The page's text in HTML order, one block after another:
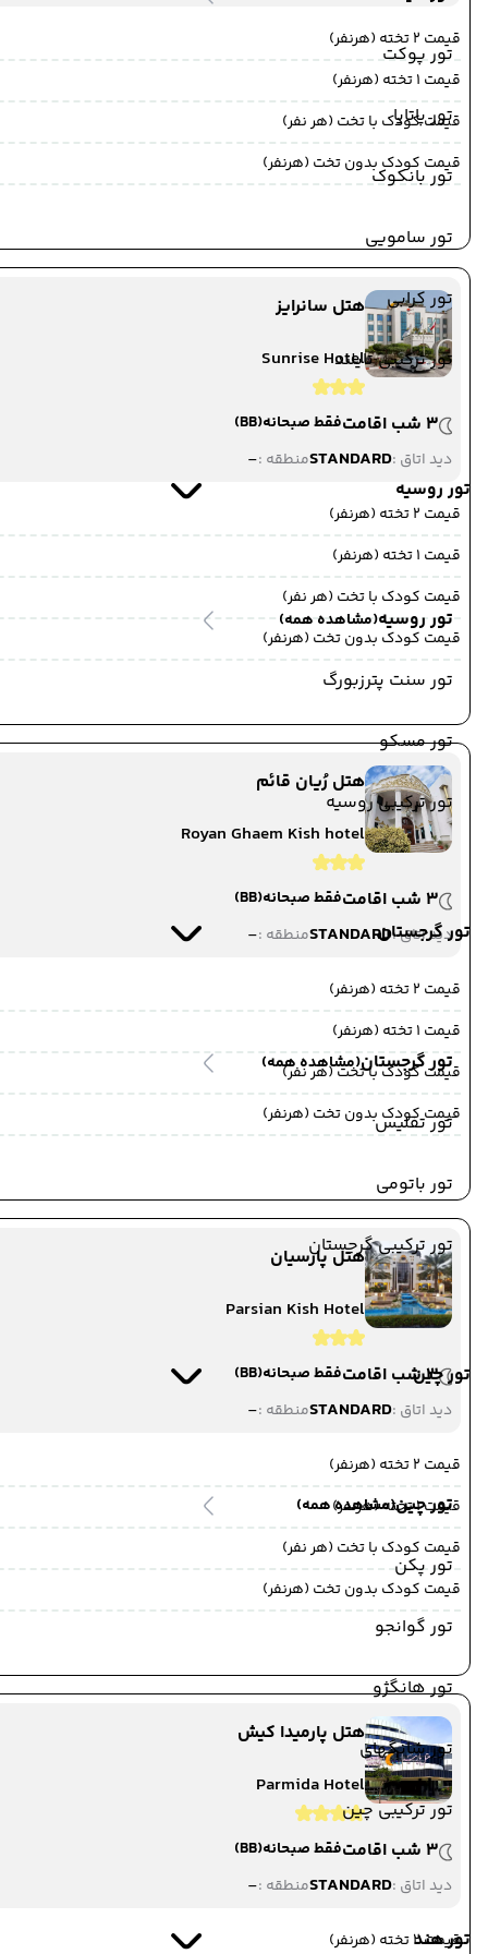
تور پوکت
تور پاتایا
تور بانکوک
تور سامویی
تور کرابی
تور ترکیبی تایلند
تور روسیه
تور روسیه(مشاهده همه)
تور سنت پترزبورگ
تور مسکو
تور ترکیبی روسیه
تور گرجستان
تور گرجستان(مشاهده همه)
تور تفلیس
تور باتومی
تور ترکیبی گرجستان
تور چین
تور چین(مشاهده همه)
تور پکن
تور گوانجو
تور هانگژو
تور شانگهای
تور ترکیبی چین
تور هند
قیمت 2 تخته (هرنفر)
قیمت 1 تخته (هرنفر)
قیمت کودک با تخت (هر نفر)
قیمت کودک بدون تخت (هرنفر)
هتل سانرایز
Sunrise Hotel
3 شب اقامت
فقط صبحانه(BB)
دید اتاق :STANDARDمنطقه :-
قیمت 2 تخته (هرنفر)
قیمت 1 تخته (هرنفر)
قیمت کودک با تخت (هر نفر)
قیمت کودک بدون تخت (هرنفر)
هتل رُیان قائم
Royan Ghaem Kish hotel
3 شب اقامت
فقط صبحانه(BB)
دید اتاق :STANDARDمنطقه :-
قیمت 2 تخته (هرنفر)
قیمت 1 تخته (هرنفر)
قیمت کودک با تخت (هر نفر)
قیمت کودک بدون تخت (هرنفر)
هتل پارسیان
Parsian Kish Hotel
3 شب اقامت
فقط صبحانه(BB)
دید اتاق :STANDARDمنطقه :-
قیمت 2 تخته (هرنفر)
قیمت 1 تخته (هرنفر)
قیمت کودک با تخت (هر نفر)
قیمت کودک بدون تخت (هرنفر)
هتل پارمیدا کیش
Parmida Hotel
3 شب اقامت
فقط صبحانه(BB)
دید اتاق :STANDARDمنطقه :-
قیمت 2 تخته (هرنفر)